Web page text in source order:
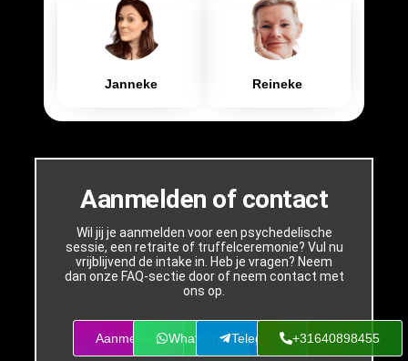
Janneke Reineke
Aanmelden of contact
Wil jij je aanmelden voor een psychedelische
sessie, een retraite of truffelceremonie? Vul nu
vrijblijvend de intake in. Heb je vragen? Neem
dan onze FAQ-sectie door of neem contact met
ons op.
Aanmelden Whatsapp Telegram +31640898455